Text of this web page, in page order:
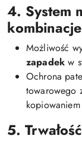
4. System
kombinacje
Możliwość
zapadek w
Ochrona
towarowego
kopiowaniem
5.